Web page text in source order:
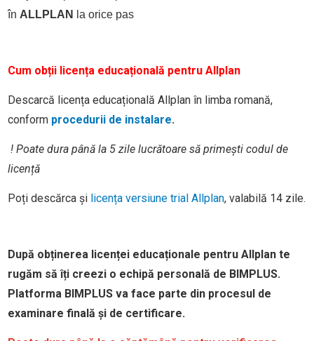
în ALLPLAN la orice pas
Cum obții licența educațională pentru Allplan
Descarcă licența educațională Allplan în limba romană,
conform procedurii de instalare.
! Poate dura până la 5 zile lucrătoare să primești codul de
licență
Poți descărca și licența versiune trial Allplan, valabilă 14 zile.
După obținerea licenței educaționale pentru Allplan te
rugăm să îți creezi o echipă personală de BIMPLUS.
Platforma BIMPLUS va face parte din procesul de
examinare finală și de certificare.